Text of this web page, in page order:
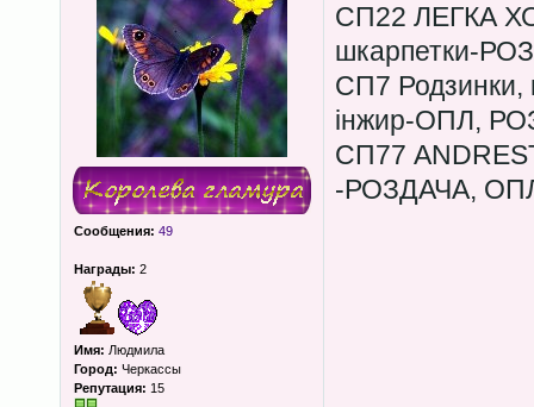
Сообщения: 49
Награды: 2
Имя: Людмила
Город: Черкассы
Репутация: 15
СП22 ЛЕГКА
шкарпетки-
СП7 Родзинки,
інжир-ОПЛ,
СП77
-РОЗДАЧА,